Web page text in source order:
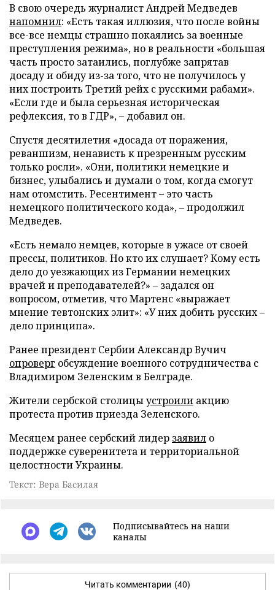
В свою очередь журналист Андрей Медведев
напомнил: «Есть такая иллюзия, что после войны
все-все немцы страшно покаялись за военные
преступления режима», но в реальности «большая
часть просто затаились, поглубже запрятав
досаду и обиду из-за того, что не получилось у
них построить Третий рейх с русскими рабами».
«Если где и была серьезная историческая
рефлексия, то в ГДР», – добавил он.
Спустя десятилетия «досада от поражения,
реваншизм, ненависть к презренным русским
только росли». «Они, политики немецкие и
бизнес, улыбались и думали о том, когда смогут
нам отомстить. Ресентимент – это часть
немецкого политического кода», – продолжил
Медведев.
«Есть немало немцев, которые в ужасе от своей
прессы, политиков. Но кто их слушает? Кому есть
дело до уезжающих из Германии немецких
врачей и преподавателей?» – задался он
вопросом, отметив, что Мартенс «выражает
мнение тевтонских элит»: «У них добить русских –
дело принципа».
Ранее президент Сербии Александр Вучич
опроверг обсуждение военного сотрудничества с
Владимиром Зеленским в Белграде.
Жители сербской столицыустроили акцию
протеста против приезда Зеленского.
Месяцем ранее сербский лидер заявил о
поддержке суверенитета и территориальной
целостности Украины.
Текст: Вера Басилая
Подписывайтесь на наши
каналы
Читать комментарии (40)